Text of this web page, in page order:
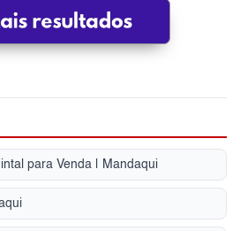
para Venda | Mandaqui